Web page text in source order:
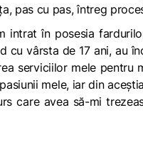
pas cu pas, întreg
intrat în posesia
cu vârsta de 17 ani, au
serviciilor mele pentru
mele, iar din
care avea să-mi